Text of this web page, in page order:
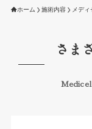
ホーム 施術内容 メディ
さま